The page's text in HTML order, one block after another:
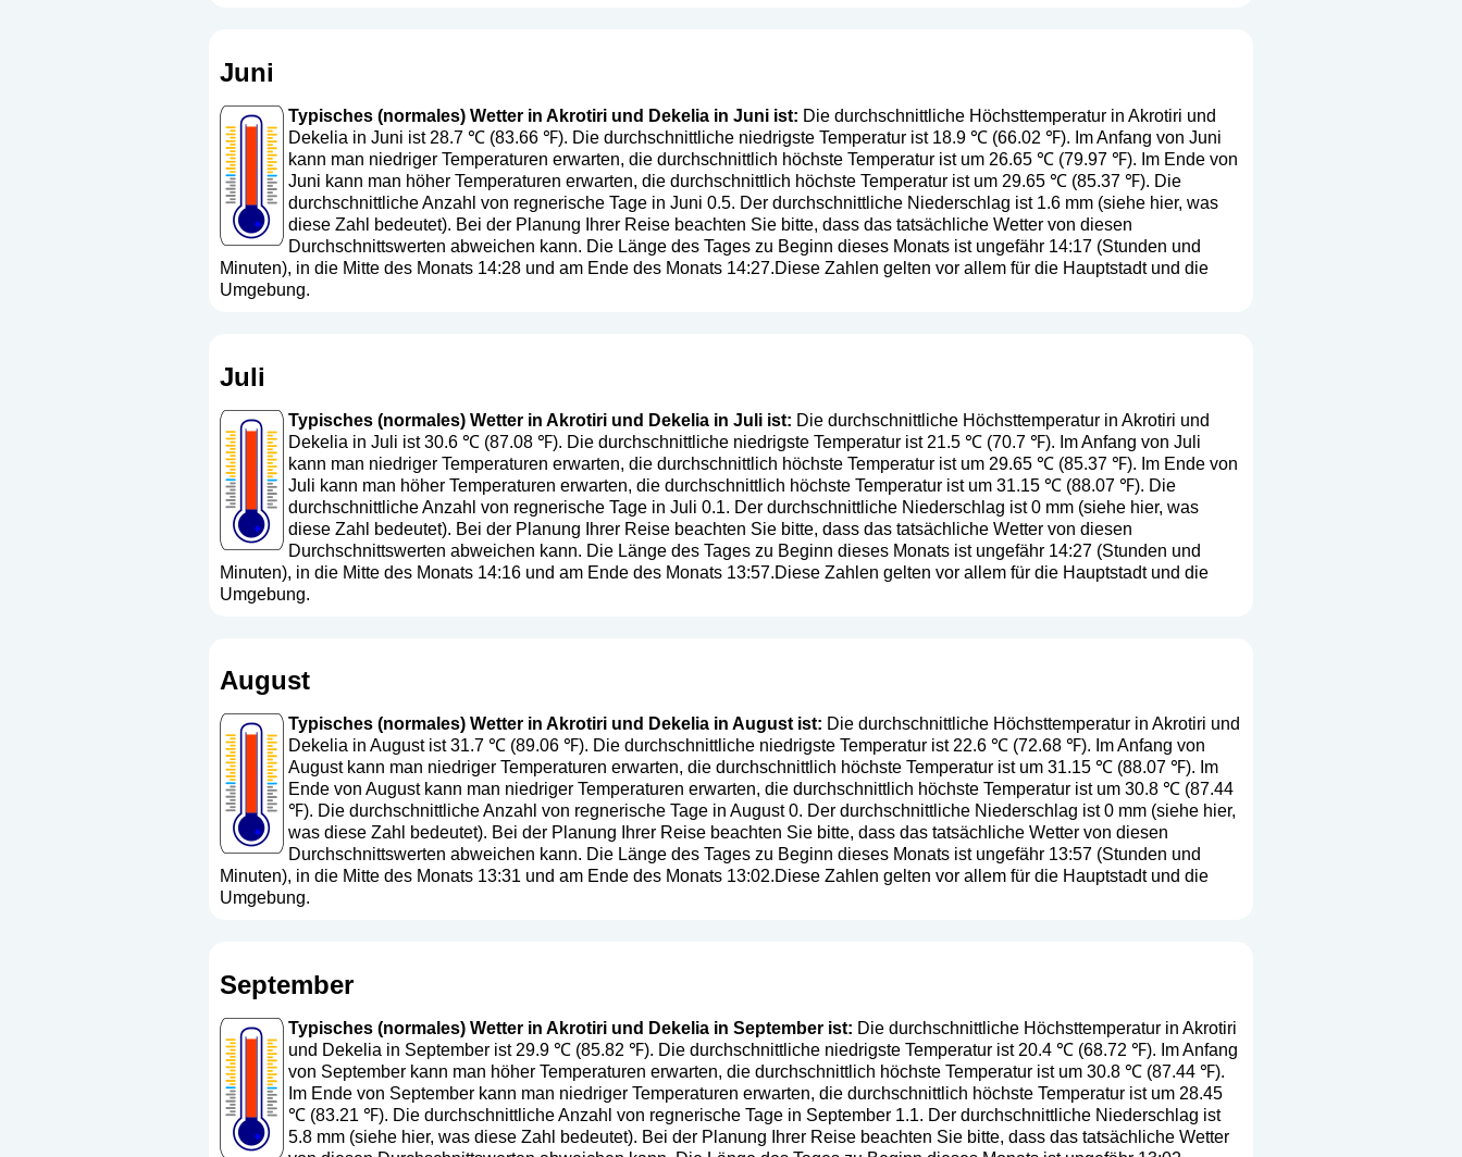
Juni
Typisches (normales) Wetter in Akrotiri und Dekelia in Juni ist: Die durchschnittliche Höchsttemperatur in Akrotiri und
Dekelia in Juni ist 28.7 ℃ (83.66 ℉). Die durchschnittliche niedrigste Temperatur ist 18.9 ℃ (66.02 ℉). Im Anfang von Juni
kann man niedriger Temperaturen erwarten, die durchschnittlich höchste Temperatur ist um 26.65 ℃ (79.97 ℉). Im Ende von
Juni kann man höher Temperaturen erwarten, die durchschnittlich höchste Temperatur ist um 29.65 ℃ (85.37 ℉). Die
durchschnittliche Anzahl von regnerische Tage in Juni 0.5. Der durchschnittliche Niederschlag ist 1.6 mm (siehe hier, was
diese Zahl bedeutet). Bei der Planung Ihrer Reise beachten Sie bitte, dass das tatsächliche Wetter von diesen
Durchschnittswerten abweichen kann. Die Länge des Tages zu Beginn dieses Monats ist ungefähr 14:17 (Stunden und
Minuten), in die Mitte des Monats 14:28 und am Ende des Monats 14:27.Diese Zahlen gelten vor allem für die Hauptstadt und die
Umgebung.
Juli
Typisches (normales) Wetter in Akrotiri und Dekelia in Juli ist: Die durchschnittliche Höchsttemperatur in Akrotiri und
Dekelia in Juli ist 30.6 ℃ (87.08 ℉). Die durchschnittliche niedrigste Temperatur ist 21.5 ℃ (70.7 ℉). Im Anfang von Juli
kann man niedriger Temperaturen erwarten, die durchschnittlich höchste Temperatur ist um 29.65 ℃ (85.37 ℉). Im Ende von
Juli kann man höher Temperaturen erwarten, die durchschnittlich höchste Temperatur ist um 31.15 ℃ (88.07 ℉). Die
durchschnittliche Anzahl von regnerische Tage in Juli 0.1. Der durchschnittliche Niederschlag ist 0 mm (siehe hier, was
diese Zahl bedeutet). Bei der Planung Ihrer Reise beachten Sie bitte, dass das tatsächliche Wetter von diesen
Durchschnittswerten abweichen kann. Die Länge des Tages zu Beginn dieses Monats ist ungefähr 14:27 (Stunden und
Minuten), in die Mitte des Monats 14:16 und am Ende des Monats 13:57.Diese Zahlen gelten vor allem für die Hauptstadt und die
Umgebung.
August
Typisches (normales) Wetter in Akrotiri und Dekelia in August ist: Die durchschnittliche Höchsttemperatur in Akrotiri und
Dekelia in August ist 31.7 ℃ (89.06 ℉). Die durchschnittliche niedrigste Temperatur ist 22.6 ℃ (72.68 ℉). Im Anfang von
August kann man niedriger Temperaturen erwarten, die durchschnittlich höchste Temperatur ist um 31.15 ℃ (88.07 ℉). Im
Ende von August kann man niedriger Temperaturen erwarten, die durchschnittlich höchste Temperatur ist um 30.8 ℃ (87.44
℉). Die durchschnittliche Anzahl von regnerische Tage in August 0. Der durchschnittliche Niederschlag ist 0 mm (siehe hier,
was diese Zahl bedeutet). Bei der Planung Ihrer Reise beachten Sie bitte, dass das tatsächliche Wetter von diesen
Durchschnittswerten abweichen kann. Die Länge des Tages zu Beginn dieses Monats ist ungefähr 13:57 (Stunden und
Minuten), in die Mitte des Monats 13:31 und am Ende des Monats 13:02.Diese Zahlen gelten vor allem für die Hauptstadt und die
Umgebung.
September
Typisches (normales) Wetter in Akrotiri und Dekelia in September ist: Die durchschnittliche Höchsttemperatur in Akrotiri
und Dekelia in September ist 29.9 ℃ (85.82 ℉). Die durchschnittliche niedrigste Temperatur ist 20.4 ℃ (68.72 ℉). Im Anfang
von September kann man höher Temperaturen erwarten, die durchschnittlich höchste Temperatur ist um 30.8 ℃ (87.44 ℉).
Im Ende von September kann man niedriger Temperaturen erwarten, die durchschnittlich höchste Temperatur ist um 28.45
℃ (83.21 ℉). Die durchschnittliche Anzahl von regnerische Tage in September 1.1. Der durchschnittliche Niederschlag ist
5.8 mm (siehe hier, was diese Zahl bedeutet). Bei der Planung Ihrer Reise beachten Sie bitte, dass das tatsächliche Wetter